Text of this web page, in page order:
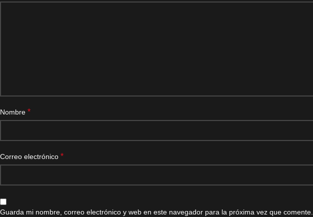
Nombre *
Correo electrónico *
Guarda mi nombre, correo electrónico y web en este navegador para la próxima vez que comente.